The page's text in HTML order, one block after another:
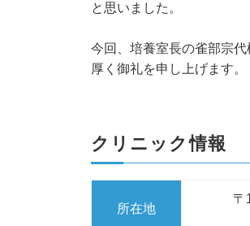
と思いました。
今回、培養室長の雀部宗
厚く御礼を申し上げます。
クリニック情報
所在地
〒